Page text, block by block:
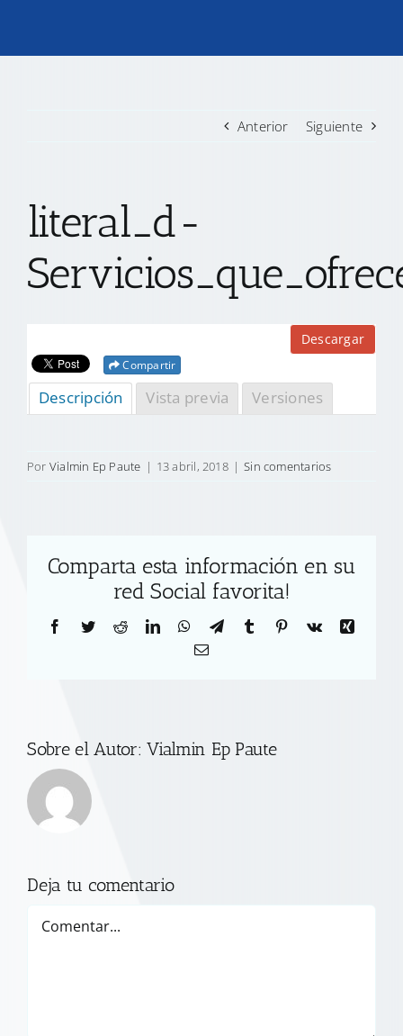
TRANSPARENCIA
CONTACTO
Anterior Siguiente
literal_d-
Descargar
Compartir
Descripción Vista previa Versiones
Por Vialmin Ep Paute | 13 abril, 2018 | Sin comentarios
Comparta esta información en su
red Social favorita!
Facebook
TwitterRedditLinkedInWhatsApp
TelegramTumblr Pinterest
Vk
Xing
Correo
Sobre el Autor:Vialmin Ep Paute
Deja tu comentario